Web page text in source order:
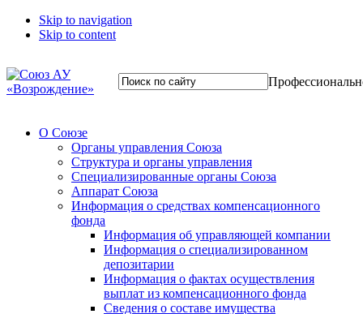
Skip to navigation
Skip to content
О Союзе
Органы управления Союза
Структура и органы управления
Специализированные органы Союза
Аппарат Союза
Информация о средствах компенсационного
фонда
Информация об управляющей компании
Информация о специализированном
депозитарии
Информация о фактах осуществления
выплат из компенсационного фонда
Сведения о составе имущества